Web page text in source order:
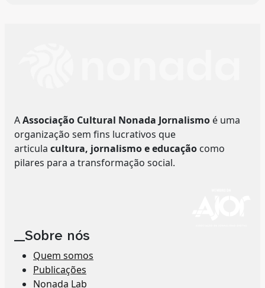
AAssociação Cultural Nonada Jornalismo é uma
organização sem fins lucrativos que
articula cultura, jornalismo e educação como
pilares para a transformação social.
__Sobre nós
Quem somos
Publicações
Nonada Lab